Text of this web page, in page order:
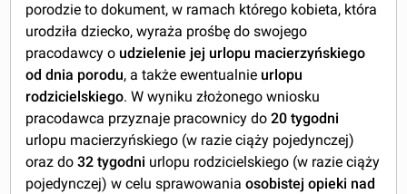
porodzie to dokument, w ramach którego kobieta, która
urodziła dziecko, wyraża prośbę do swojego
pracodawcy o udzielenie jej urlopu macierzyńskiego
od dnia porodu, a także ewentualnie urlopu
rodzicielskiego. W wyniku złożonego wniosku
pracodawca przyznaje pracownicy do20 tygodni
urlopu macierzyńskiego (w razie ciąży pojedynczej)
oraz do 32 tygodni urlopu rodzicielskiego (w razie ciąży
pojedynczej) w celu sprawowania osobistej opieki nad